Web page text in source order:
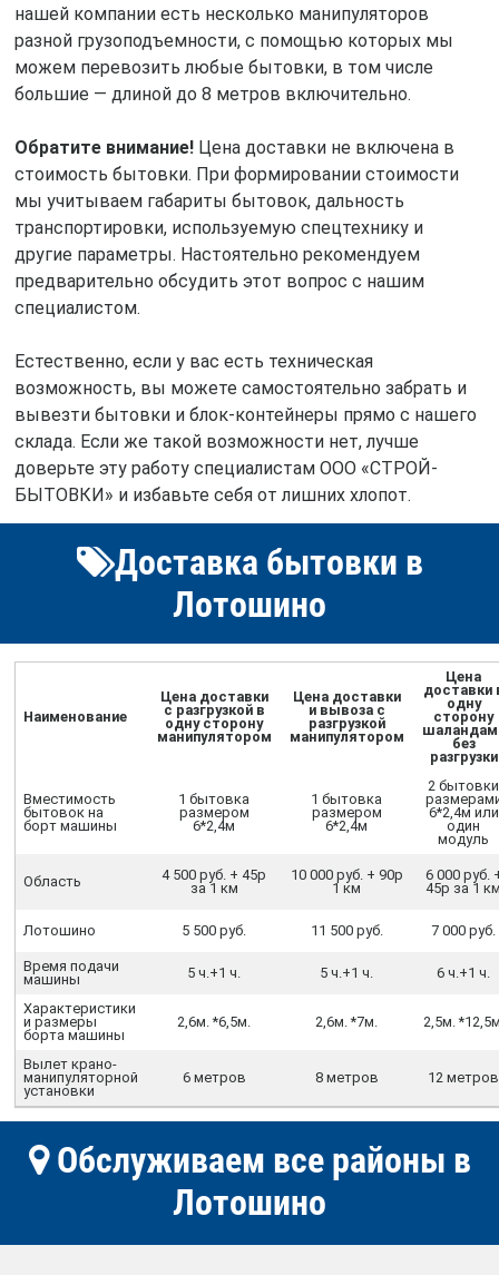
нашей компании есть несколько манипуляторов
разной грузоподъемности, с помощью которых мы
можем перевозить любые бытовки, в том числе
большие — длиной до 8 метров включительно.
Обратите внимание!Цена доставки не включена в
стоимость бытовки. При формировании стоимости
мы учитываем габариты бытовок, дальность
транспортировки, используемую спецтехнику и
другие параметры. Настоятельно рекомендуем
предварительно обсудить этот вопрос с нашим
специалистом.
Естественно, если у вас есть техническая
возможность, вы можете самостоятельно забрать и
вывезти бытовки и блок-контейнеры прямо с нашего
склада. Если же такой возможности нет, лучше
доверьте эту работу специалистам ООО «СТРОЙ-
БЫТОВКИ» и избавьте себя от лишних хлопот.
Доставка бытовки в
Лотошино
Наименование
Цена доставки
с разгрузкой в
одну сторону
манипулятором
Цена доставки
и вывоза с
разгрузкой
манипулятором
Цена
доставки
одну
сторону
без
разгрузки
Вместимость
бытовок на
борт машины
1 бытовка
размером
6*2,4м
1 бытовка
размером
6*2,4м
2 бытовки
6*2,4м или
один
модуль
Область
4 500 руб. + 45р
за 1 км
10 000 руб. + 90р
1 км
6 000 руб.
45р за 1
Лотошино 5 500 руб. 11 500 руб. 7 000 руб.
Время подачи
машины
5 ч.+1 ч. 5 ч.+1 ч. 6 ч.+1 ч.
Характеристики
и размеры
борта машины
2,6м. *6,5м. 2,6м. *7м. 2,5м.
Вылет крано-
манипуляторной
установки
6 метров 8 метров 12 метров
Обслуживаем все районы в
Лотошино